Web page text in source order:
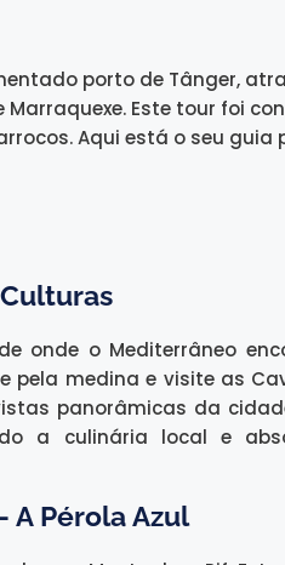
porto de Tânger,
Este tour foi
Aqui está o seu guia
onde o Mediterrâneo
pela medina e visite as
panorâmicas da
a culinária local e
A Pérola Azul